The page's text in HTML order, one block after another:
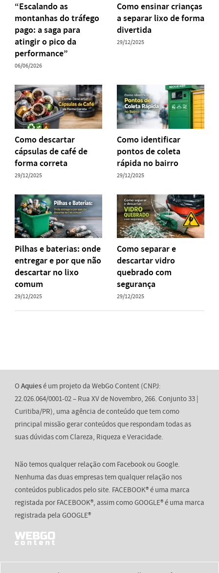
“Escalando as
montanhas do tráfego
pago: a saga para
atingir o pico da
performance”
06/06/2026
Como ensinar crianças
a separar lixo de forma
divertida
29/12/2025
Como descartar
cápsulas de café de
forma correta
29/12/2025
Como identificar
pontos de coleta
rápida no bairro
29/12/2025
Pilhas e baterias: onde
entregar e por que não
descartar no lixo
comum
29/12/2025
Como separar e
descartar vidro
quebrado com
segurança
29/12/2025
OAquiesé um projeto da WebGo Content (CNPJ:
22.026.064/0001-02 – Rua XV de Novembro, 266. Conjunto 33 |
Curitiba/PR), uma agência de conteúdo que tem como
principal missão gerar conteúdos que respondam todas as
suas dúvidas com Clareza, Riqueza e Veracidade.
Não temos qualquer relação com Facebook ou Google.
Nenhuma das duas empresas tem qualquer relação nos
conteúdos publicados pelo site. FACEBOOK® é uma marca
registada por FACEBOOK®, assim como GOOGLE® é uma marca
registrada pela GOOGLE®